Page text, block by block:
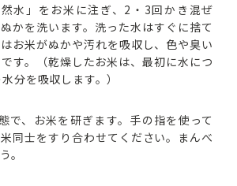
水」をお米に注ぎ、2・3回かき混ぜ
かを洗います。洗った水はすぐに捨て
お米がぬかや汚れを吸収し、色や臭い
す。（乾燥したお米は、最初に水につ
分を吸収します。）
で、お米を研ぎます。手の指を使って
同士をすり合わせてください。まんべ
。